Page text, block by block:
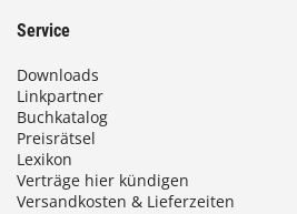
Service
Downloads
Linkpartner
Buchkatalog
Preisrätsel
Lexikon
Verträge hier kündigen
Versandkosten & Lieferzeiten